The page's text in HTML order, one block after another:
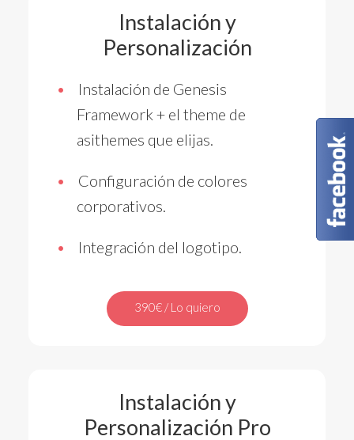
Instalación y
Personalización
Instalación de Genesis
Framework + el theme de
asithemes que elijas.
Configuración de colores
corporativos.
Integración del logotipo.
390€ / Lo quiero
Instalación y
Personalización Pro